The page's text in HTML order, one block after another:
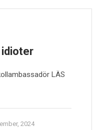
idioter
LÄS
2024